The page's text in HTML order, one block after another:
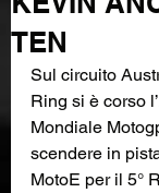
TEN
Sul circuito
Ring si è corso
Mondiale
scendere in
MotoE per il 5°